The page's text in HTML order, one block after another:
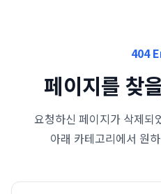
404
페이지를 찾
요청하신 페이지가 삭제되
아래 카테고리에서 원